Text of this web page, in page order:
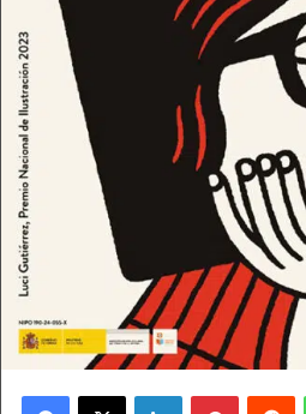
Facebook
X LinkedIn